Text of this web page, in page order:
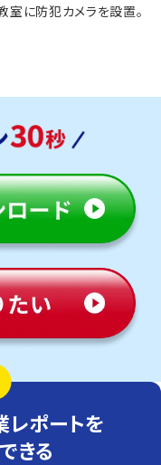
室に防犯カメラを設置。
ポートを
きる